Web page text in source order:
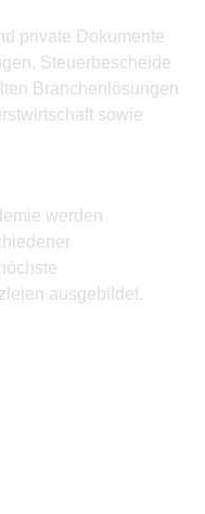
private Dokumente
Steuerbescheide
Branchenlösungen
sowie
werden
ausgebildet.